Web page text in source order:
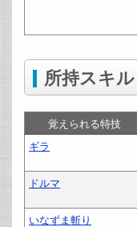
所持スキル
覚えられる特技
ギラ
ドルマ
いなずま斬り